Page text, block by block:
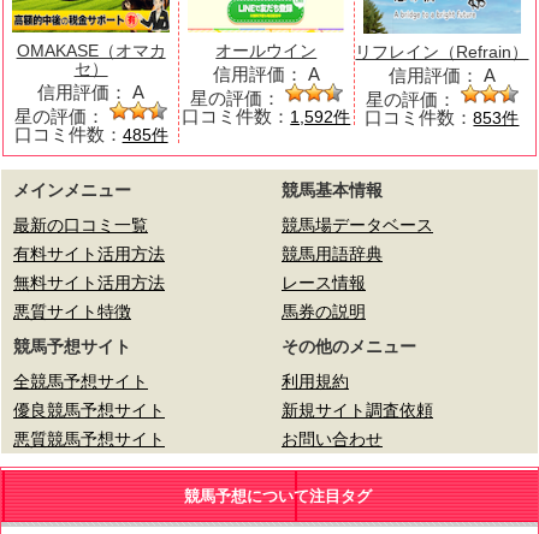
OMAKASE（オマカ
セ）
信用評価： A
星の評価：
口コミ件数： 485件
オールウイン
信用評価： A
星の評価：
口コミ件数： 1,592件
リフレイン（Refrain）
信用評価： A
星の評価：
口コミ件数：853件
メインメニュー
最新の口コミ一覧
有料サイト活用方法
無料サイト活用方法
悪質サイト特徴
競馬基本情報
競馬場データベース
競馬用語辞典
レース情報
馬券の説明
競馬予想サイト
全競馬予想サイト
優良競馬予想サイト
悪質競馬予想サイト
その他のメニュー
利用規約
新規サイト調査依頼
お問い合わせ
競馬予想について注目タグ